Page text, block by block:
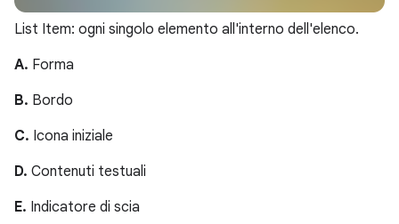
List Item: ogni singolo elemento all'interno dell'elenco.
A. Forma
B. Bordo
C. Icona iniziale
D. Contenuti testuali
E. Indicatore di scia